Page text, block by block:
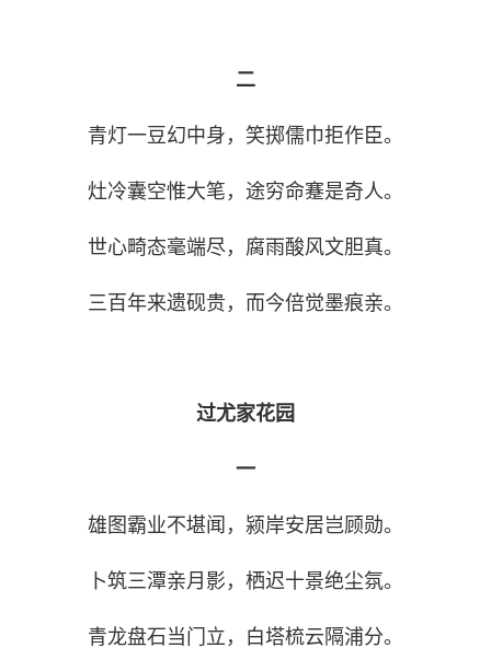
二
青灯一豆幻中身，笑掷儒巾拒作臣。
灶冷囊空惟大笔，途穷命蹇是奇人。
世心畸态毫端尽，腐雨酸风文胆真。
三百年来遗砚贵，而今倍觉墨痕亲。
过尤家花园
一
雄图霸业不堪闻，颍岸安居岂顾勋。
卜筑三潭亲月影，栖迟十景绝尘氛。
青龙盘石当门立，白塔梳云隔浦分。